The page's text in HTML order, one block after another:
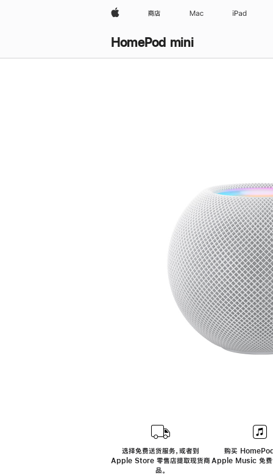
Apple 商店 Mac iPad
HomePod mini
选择免费送货服务，或者到
Apple Store 零售店提取现货商
品。
购买
Apple Music 免费